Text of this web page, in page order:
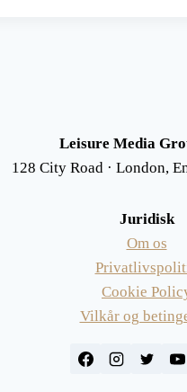
Leisure Media
128 City Road · London,
Juridisk
Om os
Cookie
Vilkår og